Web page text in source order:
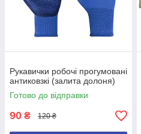
Рукавички робочі прогумовані
антиковзкі (залита долоня)
Готово до відправки
90 ₴ 120 ₴